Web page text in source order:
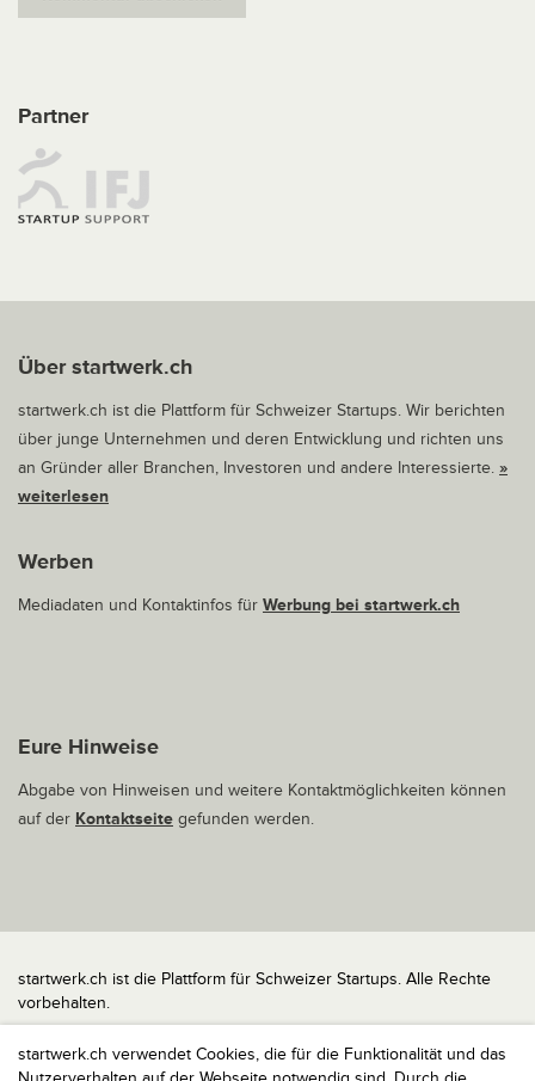
startwerk.ch verwendet Cookies, die für die Funktionalität und das
Partner
Über startwerk.ch
startwerk.ch ist die Plattform für Schweizer Startups. Wir berichten
über junge Unternehmen und deren Entwicklung und richten uns
an Gründer aller Branchen, Investoren und andere Interessierte. »
weiterlesen
Werben
Mediadaten und Kontaktinfos für Werbung bei startwerk.ch
Eure Hinweise
Abgabe von Hinweisen und weitere Kontaktmöglichkeiten können
auf der Kontaktseite gefunden werden.
startwerk.ch ist die Plattform für Schweizer Startups. Alle Rechte
vorbehalten.
Impressum
Kontakt